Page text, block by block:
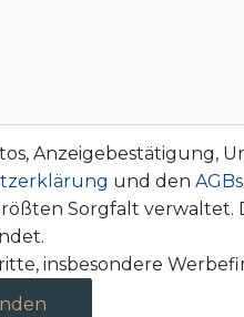
Anzeigebestätigung,
und den AGBs
Sorgfalt
insbesondere